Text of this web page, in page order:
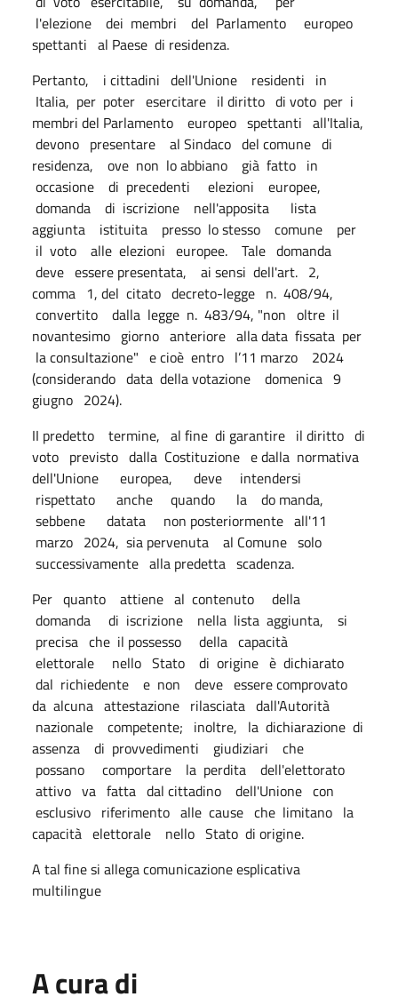
l'elezione dei membri del Parlamento europeo
spettanti al Paese di residenza.
Pertanto, i cittadini dell'Unione residenti in
Italia, per poter esercitare il diritto di voto per i
membri del Parlamento europeo spettanti all'Italia,
devono presentare al Sindaco del comune di
residenza, ove non lo abbiano già fatto in
occasione di precedenti elezioni europee,
domanda di iscrizione nell'apposita lista
aggiunta istituita presso lo stesso comune per
il voto alle elezioni europee. Tale domanda
deve essere presentata, ai sensi dell'art. 2,
comma 1, del citato decreto-legge n. 408/94,
convertito dalla legge n. 483/94, "non oltre il
novantesimo giorno anteriore alla data fissata per
la consultazione" e cioè entro l’11 marzo 2024
(considerando data della votazione domenica 9
giugno 2024).
II predetto termine, al fine di garantire il diritto di
voto previsto dalla Costituzione e dalla normativa
dell'Unione europea, deve intendersi
rispettato anche quando la do manda,
sebbene datata non posteriormente all'11
marzo 2024, sia pervenuta al Comune solo
successivamente alla predetta scadenza.
Per quanto attiene al contenuto della
domanda di iscrizione nella lista aggiunta, si
precisa che il possesso della capacità
elettorale nello Stato di origine è dichiarato
dal richiedente e non deve essere comprovato
da alcuna attestazione rilasciata dall'Autorità
nazionale competente; inoltre, la dichiarazione di
assenza di provvedimenti giudiziari che
possano comportare la perdita dell'elettorato
attivo va fatta dal cittadino dell'Unione con
esclusivo riferimento alle cause che limitano la
capacità elettorale nello Stato di origine.
A tal fine si allega comunicazione esplicativa
multilingue
A cura di